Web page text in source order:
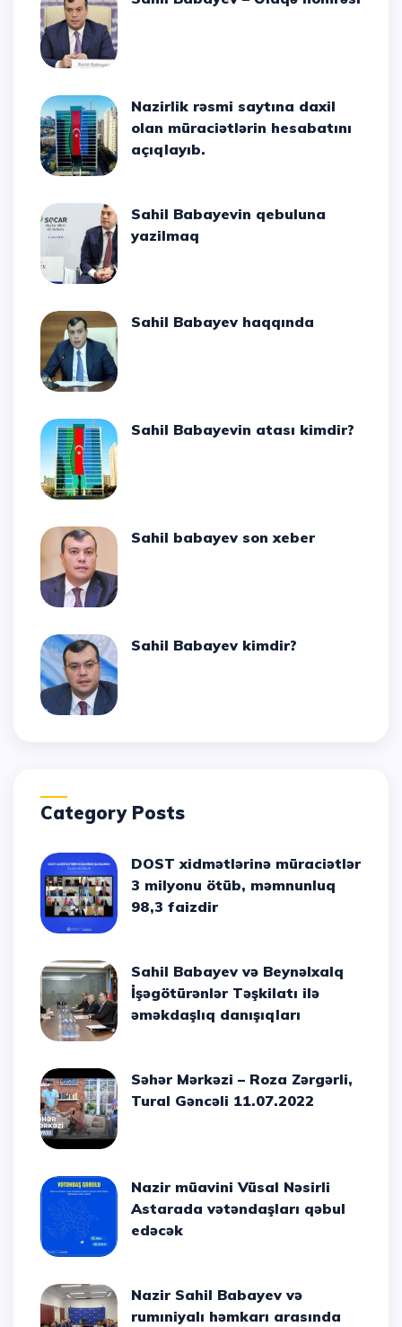
Nazirlik rəsmi saytına daxil
olan müraciətlərin hesabatını
açıqlayıb.
Sahil Babayevin qebuluna
yazilmaq
Sahil Babayev haqqında
Sahil Babayevin atası kimdir?
Sahil babayev son xeber
Sahil Babayev kimdir?
Category Posts
DOST xidmətlərinə müraciətlər
3 milyonu ötüb, məmnunluq
98,3 faizdir
Sahil Babayev və Beynəlxalq
İşəgötürənlər Təşkilatı ilə
əməkdaşlıq danışıqları
Səhər Mərkəzi – Roza Zərgərli,
Tural Gəncəli 11.07.2022
Nazir müavini Vüsal Nəsirli
Astarada vətəndaşları qəbul
edəcək
Nazir Sahil Babayev və
rumıniyalı həmkarı arasında